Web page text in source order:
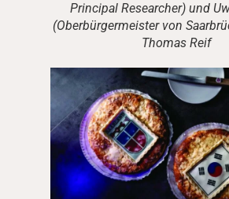
Principal Researcher) und
(Oberbürgermeister von
Thomas Reif